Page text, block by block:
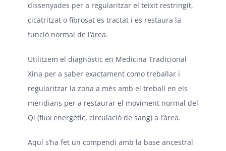
dissenyades per a regularitzar el teixit restringit,
cicatritzat o fibrosat es tractat i es restaura la
funció normal de l’àrea.
Utilitzem el diagnòstic en Medicina Tradicional
Xina per a saber exactament como treballar i
regularitzar la zona a més amb el treball en els
meridians per a restaurar el moviment normal del
Qi (flux energètic, circulació de sang) a l’àrea.
Aquí s’ha fet un compendi amb la base ancestral